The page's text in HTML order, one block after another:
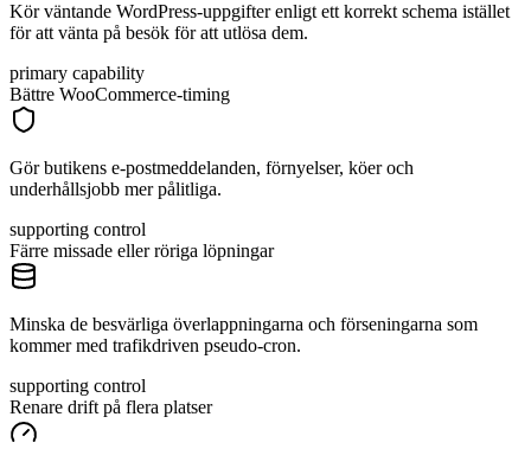
Kör väntande WordPress-uppgifter enligt ett korrekt schema istället
för att vänta på besök för att utlösa dem.
primary capability
Bättre WooCommerce-timing
Gör butikens e-postmeddelanden, förnyelser, köer och
underhållsjobb mer pålitliga.
supporting control
Färre missade eller röriga löpningar
Minska de besvärliga överlappningarna och förseningarna som
kommer med trafikdriven pseudo-cron.
supporting control
Renare drift på flera platser